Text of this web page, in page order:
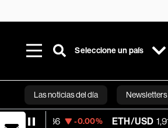
Seleccione un país
Las noticias del día Newsletters
ETH/USD 1,914.663 +0.03%